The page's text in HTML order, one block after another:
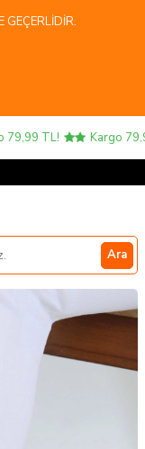
GEÇERLIDIR.
TL! Kargo
Ara